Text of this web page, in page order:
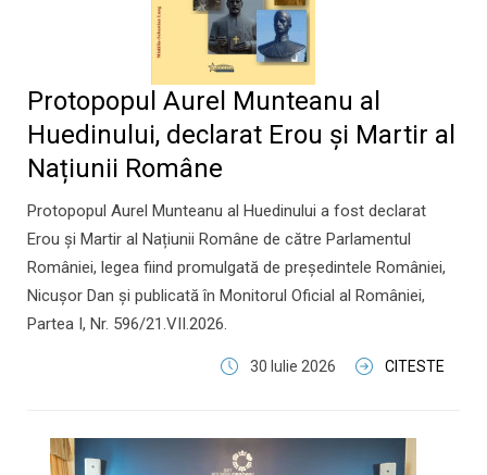
Protopopul Aurel Munteanu al
Huedinului, declarat Erou și Martir al
Națiunii Române
Protopopul Aurel Munteanu al Huedinului a fost declarat
Erou și Martir al Națiunii Române de către Parlamentul
României, legea fiind promulgată de președintele României,
Nicușor Dan și publicată în Monitorul Oficial al României,
Partea I, Nr. 596/21.VII.2026.
30 Iulie 2026 CITESTE